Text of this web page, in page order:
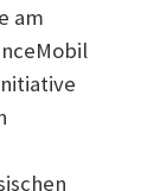
am